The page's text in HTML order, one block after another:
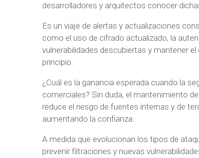
desarrolladores y arquitectos conocer
Es un viaje de alertas y actualizaciones
como el uso de cifrado actualizado, la
vulnerabilidades descubiertas y mantener
principio.
¿Cuál es la ganancia esperada cuando la
comerciales? Sin duda, el mantenimiento
reduce el riesgo de fuentes internas y de
aumentando la confianza.
A medida que evolucionan los tipos de
prevenir filtraciones y nuevas